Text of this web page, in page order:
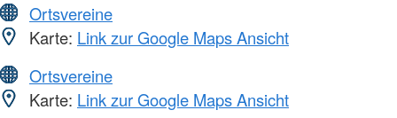
Ortsvereine
Karte: Link zur Google Maps Ansicht
Ortsvereine
Karte: Link zur Google Maps Ansicht